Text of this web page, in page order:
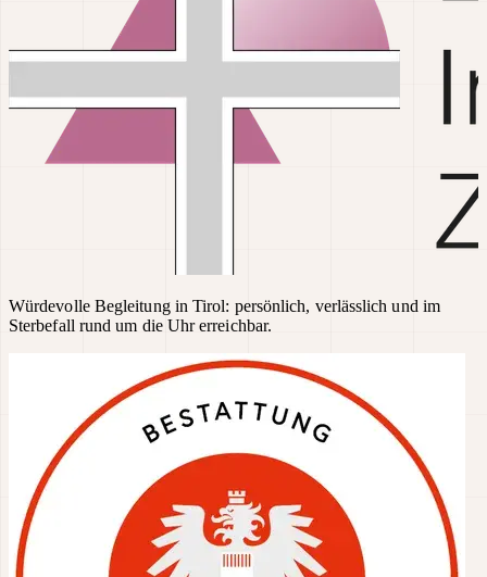
Würdevolle Begleitung in Tirol: persönlich, verlässlich und im
Sterbefall rund um die Uhr erreichbar.